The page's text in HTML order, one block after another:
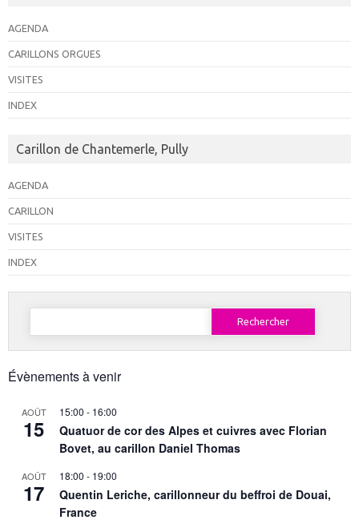
AGENDA
CARILLONS ORGUES
VISITES
INDEX
Carillon de Chantemerle, Pully
AGENDA
CARILLON
VISITES
INDEX
Rechercher :
Évènements à venir
AOÛT
15
15:00 - 16:00
Quatuor de cor des Alpes et cuivres avec Florian
Bovet, au carillon Daniel Thomas
AOÛT
17
18:00 - 19:00
Quentin Leriche, carillonneur du beffroi de Douai,
France